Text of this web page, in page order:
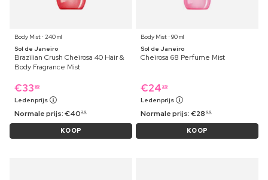
Body Mist ⋅ 240 ml
Sol de Janeiro
Brazilian Crush Cheirosa 40 Hair &
Body Fragrance Mist
€33 99
Ledenprijs
Normale prijs:€40 29
KOOP
Body Mist ⋅ 90 ml
Sol de Janeiro
Cheirosa 68 Perfume Mist
€24 39
Ledenprijs
Normale prijs:€28 99
KOOP